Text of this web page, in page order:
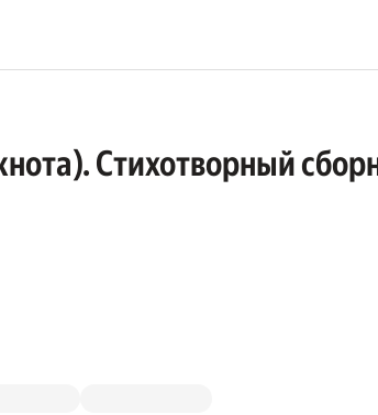
Стихотворный